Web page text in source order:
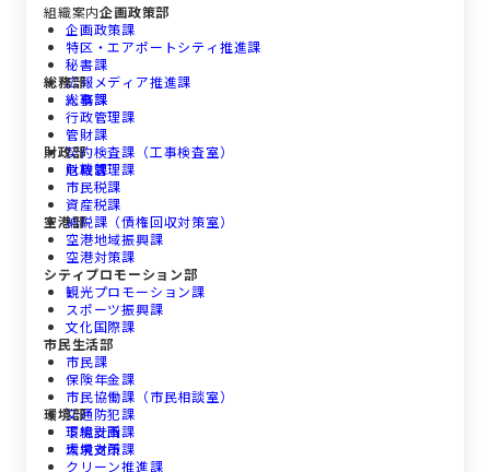
組織案内企画政策部
企画政策課
特区・エアポートシティ推進課
秘書課
広報メディア推進課
人事課
総務部
総務課
行政管理課
管財課
契約検査課（工事検査室）
危機管理課
財政部
財政課
市民税課
資産税課
納税課（債権回収対策室）
空港部
空港地域振興課
空港対策課
シティプロモーション部
観光プロモーション課
スポーツ振興課
文化国際課
市民生活部
市民課
保険年金課
市民協働課（市民相談室）
交通防犯課
下総支所
大栄支所
環境部
環境計画課
環境対策課
クリーン推進課